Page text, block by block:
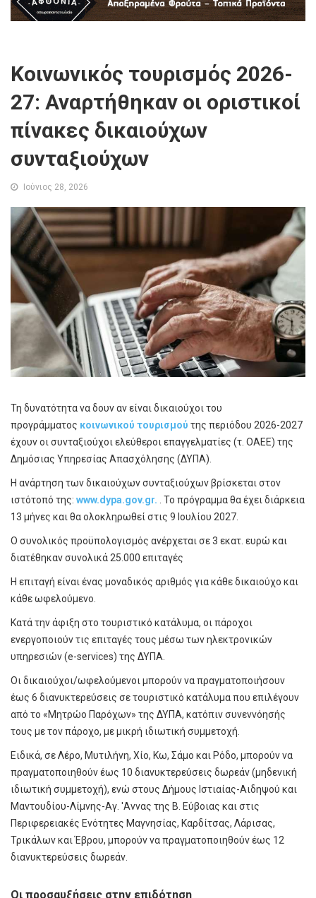
Kοινωνικός τουρισμός 2026-
27: Αναρτήθηκαν οι οριστικοί
πίνακες δικαιούχων
συνταξιούχων
Ιούνιος 28, 2026
Τη δυνατότητα να δουν αν είναι δικαιούχοι του
προγράμματος κοινωνικού τουρισμού της περιόδου 2026-2027
έχουν οι συνταξιούχοι ελεύθεροι επαγγελματίες (τ. ΟΑΕΕ) της
Δημόσιας Υπηρεσίας Απασχόλησης (ΔΥΠΑ).
Η ανάρτηση των δικαιούχων συνταξιούχων βρίσκεται στον
ιστότοπό της: www.dypa.gov.gr.
. Το πρόγραμμα θα έχει διάρκεια
13 μήνες και θα ολοκληρωθεί στις 9 Ιουλίου 2027.
Ο συνολικός προϋπολογισμός ανέρχεται σε 3 εκατ. ευρώ και
διατέθηκαν συνολικά 25.000 επιταγές
Η επιταγή είναι ένας μοναδικός αριθμός για κάθε δικαιούχο και
κάθε ωφελούμενο.
Κατά την άφιξη στο τουριστικό κατάλυμα, οι πάροχοι
ενεργοποιούν τις επιταγές τους μέσω των ηλεκτρονικών
υπηρεσιών (e-services) της ΔΥΠΑ.
Οι δικαιούχοι/ωφελούμενοι μπορούν να πραγματοποιήσουν
έως 6 διανυκτερεύσεις σε τουριστικό κατάλυμα που επιλέγουν
από το «Μητρώο Παρόχων» της ΔΥΠΑ, κατόπιν συνεννόησής
τους με τον πάροχο, με μικρή ιδιωτική συμμετοχή.
Ειδικά, σε Λέρο, Μυτιλήνη, Χίο, Κω, Σάμο και Ρόδο, μπορούν να
πραγματοποιηθούν έως 10 διανυκτερεύσεις δωρεάν (μηδενική
ιδιωτική συμμετοχή), ενώ στους Δήμους Ιστιαίας-Αιδηψού και
Μαντουδίου-Λίμνης-Αγ. 'Αννας της Β. Εύβοιας και στις
Περιφερειακές Ενότητες Μαγνησίας, Καρδίτσας, Λάρισας,
Τρικάλων και Έβρου, μπορούν να πραγματοποιηθούν έως 12
διανυκτερεύσεις δωρεάν.
Οι προσαυξήσεις στην επιδότηση